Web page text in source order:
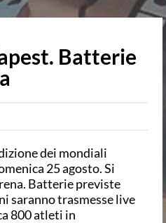
Batterie
dei mondiali
25 agosto. Si
Batterie previste
saranno trasmesse live
800 atleti in